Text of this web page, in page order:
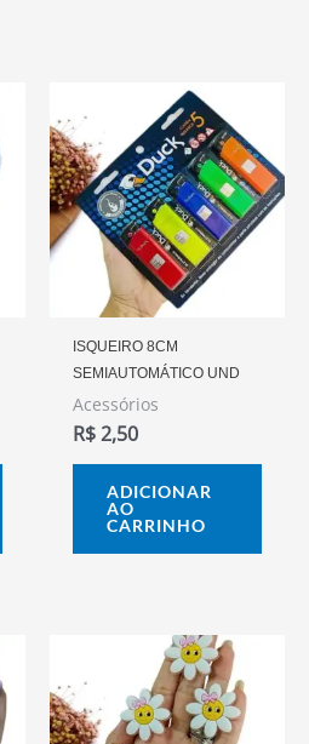
ISQUEIRO 8CM
SEMIAUTOMÁTICO UND
Acessórios
R$2,50
ADICIONAR
AO
CARRINHO